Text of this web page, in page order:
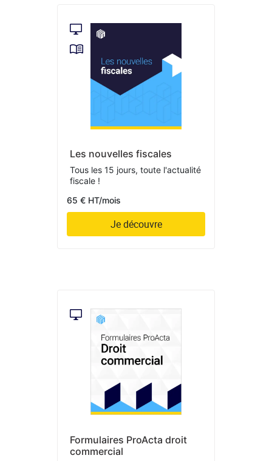
Les nouvelles fiscales
Tous les 15 jours, toute l'actualité
fiscale !
65 € HT/mois
Je découvre
Formulaires ProActa droit
commercial